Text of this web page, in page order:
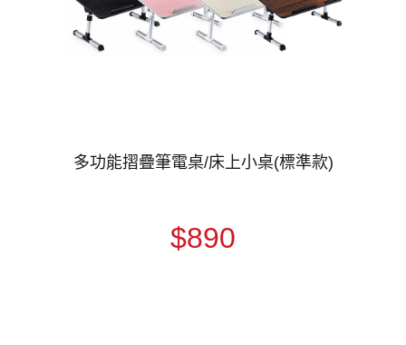
多功能摺疊筆電桌/床上小桌(標準款)
$890